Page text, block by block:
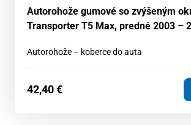
Autorohože gumové so zvýšeným
Transporter T5 Max, predné 2003 –
Autorohože – koberce do auta
42,40€